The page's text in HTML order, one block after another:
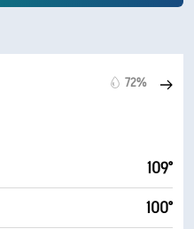
72%
109°
100°